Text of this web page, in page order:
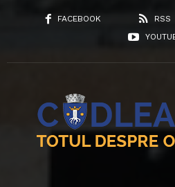
FACEBOOK RSS